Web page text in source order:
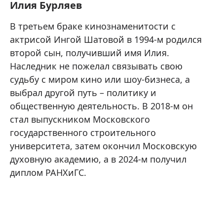
Илия Бурляев
В третьем браке кинознаменитости с
актрисой Ингой Шатовой в 1994-м родился
второй сын, получивший имя Илия.
Наследник не пожелал связывать свою
судьбу с миром кино или шоу-бизнеса, а
выбрал другой путь – политику и
общественную деятельность. В 2018-м он
стал выпускником Московского
государственного строительного
университета, затем окончил Московскую
духовную академию, а в 2024-м получил
диплом РАНХиГС.